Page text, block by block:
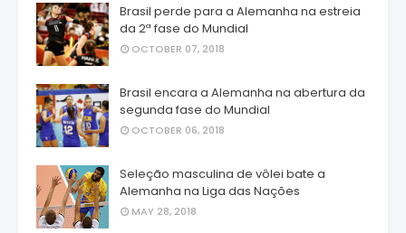
Brasil perde para a Alemanha na estreia
da 2ª fase do Mundial
OCTOBER 07, 2018
Brasil encara a Alemanha na abertura da
segunda fase do Mundial
OCTOBER 06, 2018
Seleção masculina de vôlei bate a
Alemanha na Liga das Nações
MAY 28, 2018